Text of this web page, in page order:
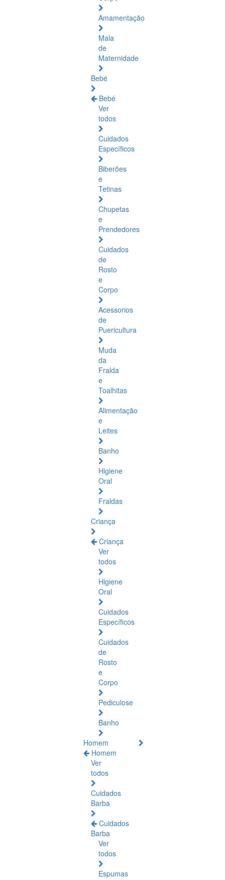
Amamentação
Mala
de
Maternidade
Bebé
Bebé
Ver
todos
Cuidados
Específicos
Biberões
e
Tetinas
Chupetas
e
Prendedores
Cuidados
de
Rosto
e
Corpo
Acessorios
de
Puericultura
Muda
da
Fralda
e
Toalhitas
Alimentação
e
Leites
Banho
Higiene
Oral
Fraldas
Criança
Criança
Ver
todos
Higiene
Oral
Cuidados
Específicos
Cuidados
de
Rosto
e
Corpo
Pediculose
Banho
Homem
Homem
Ver
todos
Cuidados
Barba
Cuidados
Barba
Ver
todos
Espumas